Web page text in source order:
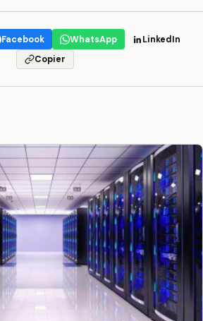
Facebook WhatsApp
LinkedIn
Copier